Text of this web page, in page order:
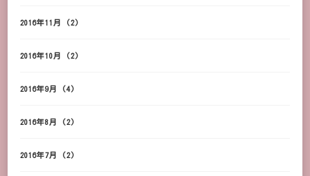
2016年11月 (2)
2016年10月 (2)
2016年9月 (4)
2016年8月 (2)
2016年7月 (2)